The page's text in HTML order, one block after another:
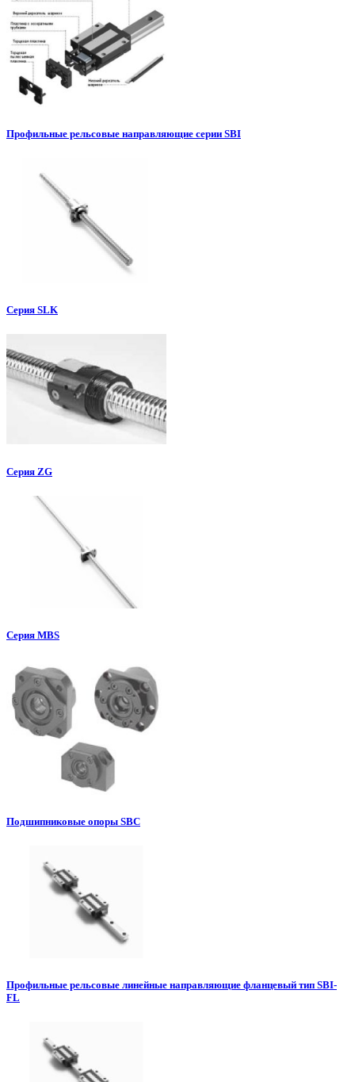
Профильные рельсовые направляющие серии SBI
Серия SLK
Серия ZG
Серия MBS
Подшипниковые опоры SBC
Профильные рельсовые линейные направляющие фланцевый тип SBI-
FL